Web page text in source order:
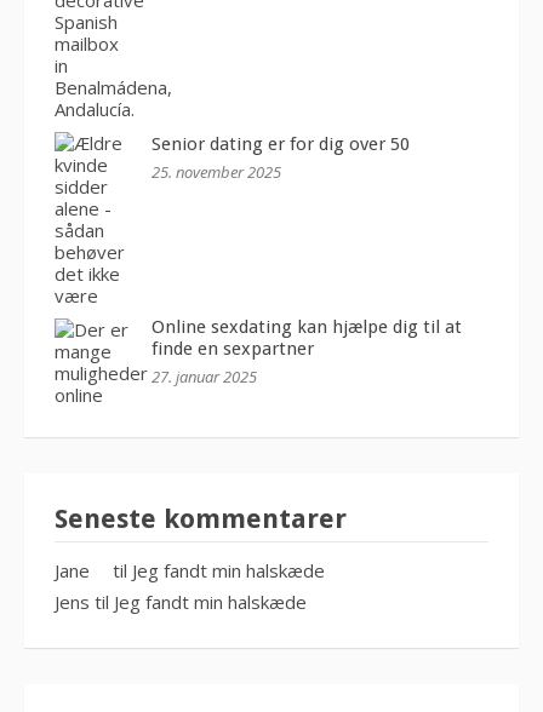
Senior dating er for dig over 50
25. november 2025
Online sexdating kan hjælpe dig til at
finde en sexpartner
27. januar 2025
Seneste kommentarer
Jane til Jeg fandt min halskæde
Jens til Jeg fandt min halskæde